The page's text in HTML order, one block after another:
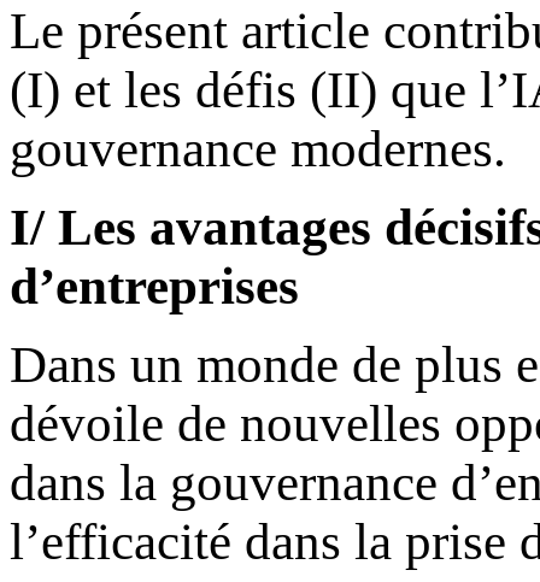
Le présent article
(I) et les défis (II) que
gouvernance modernes.
I/ Les avantages
d’entreprises
Dans un monde de plus
dévoile de nouvelles
dans la gouvernance
l’efficacité dans la prise